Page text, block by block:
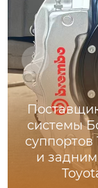
системы
и